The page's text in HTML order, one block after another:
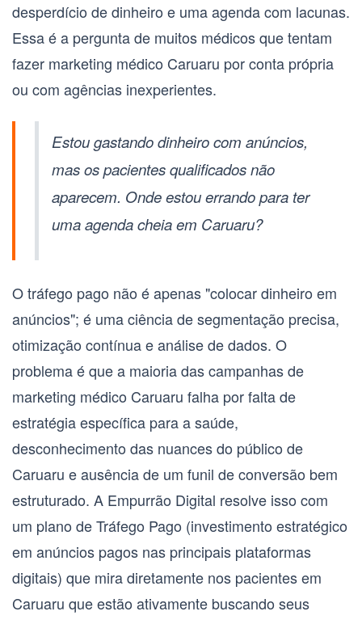
desperdício de dinheiro e uma agenda com lacunas.
Essa é a pergunta de muitos médicos que tentam
fazer marketing médico Caruaru por conta própria
ou com agências inexperientes.
Estou gastando dinheiro com anúncios,
mas os pacientes qualificados não
aparecem. Onde estou errando para ter
uma agenda cheia em Caruaru?
O tráfego pago não é apenas "colocar dinheiro em
anúncios"; é uma ciência de segmentação precisa,
otimização contínua e análise de dados. O
problema é que a maioria das campanhas de
marketing médico Caruaru falha por falta de
estratégia específica para a saúde,
desconhecimento das nuances do público de
Caruaru e ausência de um funil de conversão bem
estruturado. A Empurrão Digital resolve isso com
um plano deTráfego Pago (investimento estratégico
em anúncios pagos nas principais plataformas
digitais) que mira diretamente nos pacientes em
Caruaru que estão ativamente buscando seus